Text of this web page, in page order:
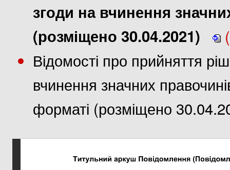
згоди на вчинення
(розміщено 30.04.2021)
(
Відомості про прийняття
вчинення значних
форматі (розміщено